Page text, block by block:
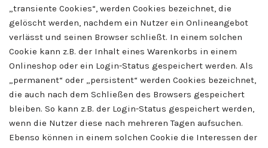
„transiente Cookies“, werden Cookies bezeichnet, die
gelöscht werden, nachdem ein Nutzer ein Onlineangebot
verlässt und seinen Browser schließt. In einem solchen
Cookie kann z.B. der Inhalt eines Warenkorbs in einem
Onlineshop oder ein Login-Status gespeichert werden. Als
„permanent“ oder „persistent“ werden Cookies bezeichnet,
die auch nach dem Schließen des Browsers gespeichert
bleiben. So kann z.B. der Login-Status gespeichert werden,
wenn die Nutzer diese nach mehreren Tagen aufsuchen.
Ebenso können in einem solchen Cookie die Interessen der